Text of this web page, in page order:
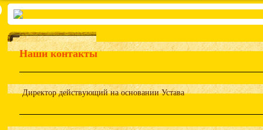
Наши контакты
Директор действующий на основании Устава